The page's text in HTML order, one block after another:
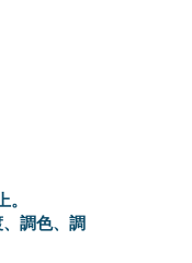
調色、調